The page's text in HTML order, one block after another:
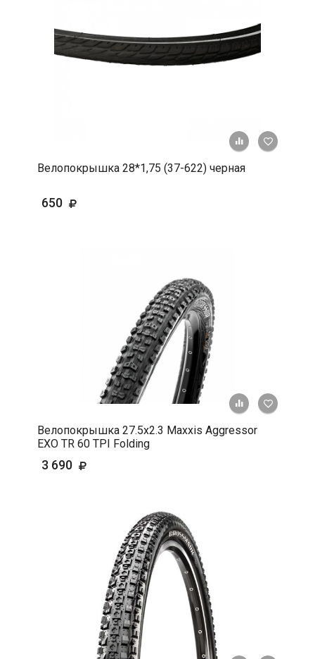
+ К
Велопокрышка 28*1,75 (37-622) черная
650
+ К
Велопокрышка 27.5x2.3 Maxxis Aggressor
EXO TR 60 TPI Folding
3 690